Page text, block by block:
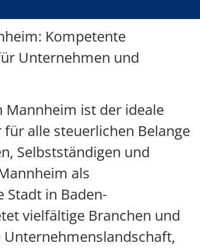
Kompetente
Unternehmen und
Mannheim ist der ideale
alle steuerlichen Belange
Selbstständigen und
als
in Baden-
vielfältige Branchen und
Unternehmenslandschaft,